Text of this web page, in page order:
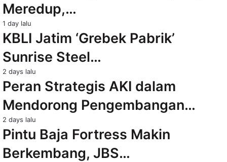
Meredup,…
1 day lalu
KBLI Jatim ‘Grebek Pabrik’
Sunrise Steel…
2 days lalu
Peran Strategis AKI dalam
Mendorong Pengembangan…
2 days lalu
Pintu Baja Fortress Makin
Berkembang, JBS…